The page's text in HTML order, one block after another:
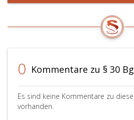
0 Kommentare zu § 30
Es sind keine Kommentare zu
vorhanden.